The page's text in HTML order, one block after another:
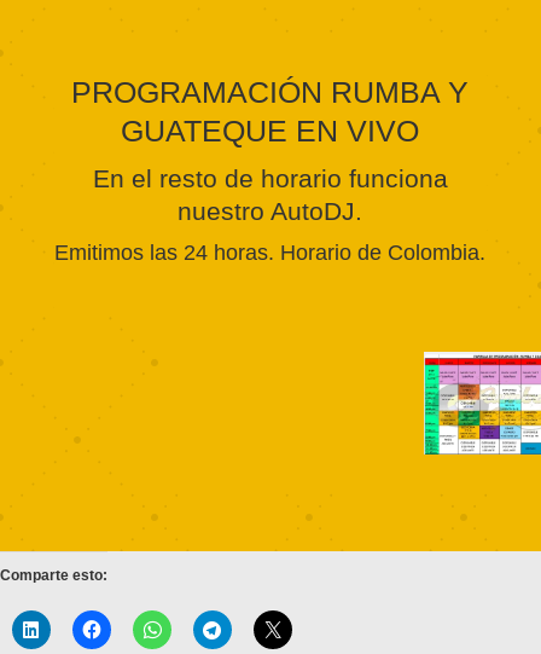
PROGRAMACIÓN RUMBA Y
GUATEQUE EN VIVO
En el resto de horario funciona
nuestro AutoDJ.
Emitimos las 24 horas. Horario de Colombia.
Comparte esto: